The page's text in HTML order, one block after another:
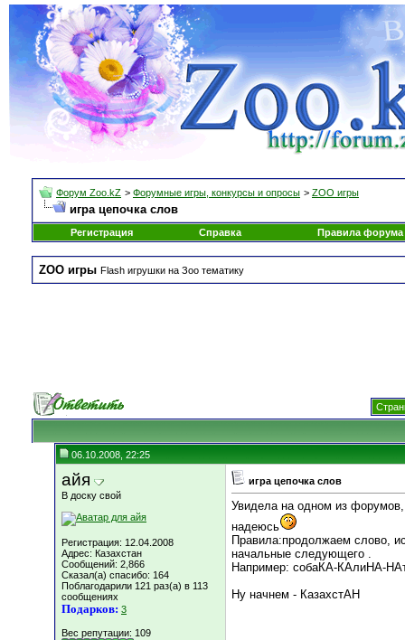
Форум Zoo.kZ > Форумные игры, конкурсы и опросы > ZOO игры
игра цепочка слов
Регистрация Справка Правила форума
ZOO игры Flash игрушки на Зоо тематику
06.10.2008, 22:25
айя
В доску свой
Регистрация: 12.04.2008
Адрес: Казахстан
Сообщений: 2,866
Сказал(а) спасибо: 164
Поблагодарили 121 раз(а) в 113
сообщениях
Подарков: 3
Вес репутации: 109
игра цепочка слов
Увидела на одном из
надеюсь
Правила:продолжаем слово,
начальные следующего .
Например: собаКА-КАлиНА-
Ну начнем - КазахстАН